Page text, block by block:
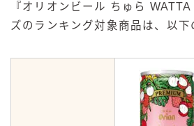
『オリオンビール ちゅら WATTA
ズのランキング対象商品は、以下